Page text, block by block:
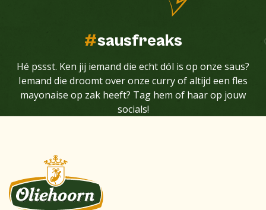
#sausfreaks
Hé pssst. Ken jij iemand die echt dól is op onze saus?
Iemand die droomt over onze curry of altijd een fles
mayonaise op zak heeft? Tag hem of haar op jouw
socials!